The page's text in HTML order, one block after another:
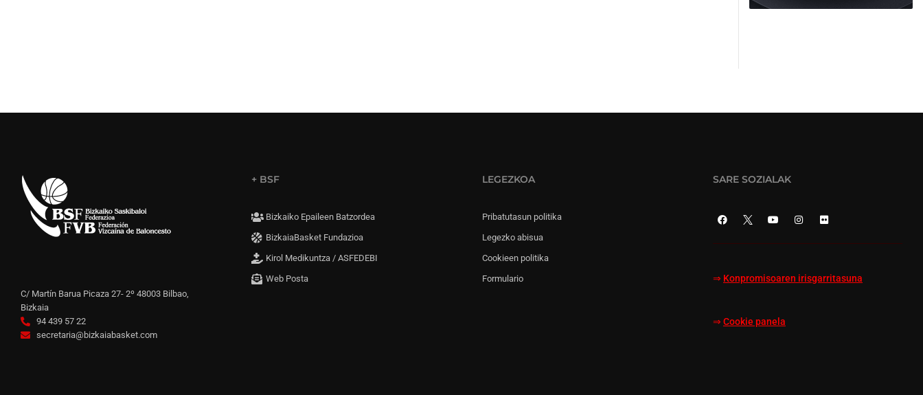
C/ Martín Barua Picaza 27- 2º 48003 Bilbao,
Bizkaia
94 439 57 22
secretaria@bizkaiabasket.com
+ BSF
Bizkaiko Epaileen Batzordea
BizkaiaBasket Fundazioa
Kirol Medikuntza / ASFEDEBI
Web Posta
LEGEZKOA
Pribatutasun politika
Legezko abisua
Cookieen politika
Formulario
SARE SOZIALAK
⇒ Konpromisoaren irisgarritasuna
⇒ Cookie panela